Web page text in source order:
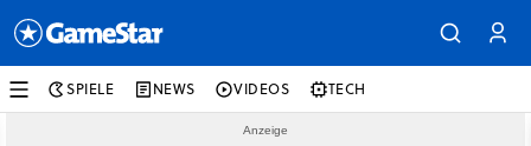
SPIELE NEWS VIDEOS TECH